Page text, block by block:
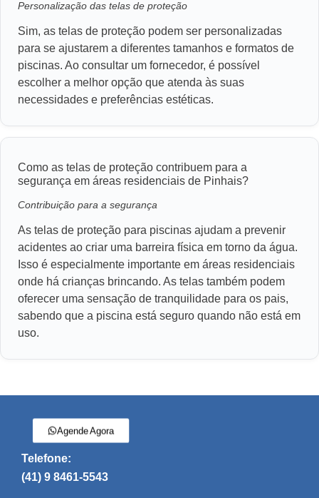
Personalização das telas de proteção
Sim, as telas de proteção podem ser personalizadas
para se ajustarem a diferentes tamanhos e formatos de
piscinas. Ao consultar um fornecedor, é possível
escolher a melhor opção que atenda às suas
necessidades e preferências estéticas.
Como as telas de proteção contribuem para a
segurança em áreas residenciais de Pinhais?
Contribuição para a segurança
As telas de proteção para piscinas ajudam a prevenir
acidentes ao criar uma barreira física em torno da água.
Isso é especialmente importante em áreas residenciais
onde há crianças brincando. As telas também podem
oferecer uma sensação de tranquilidade para os pais,
sabendo que a piscina está seguro quando não está em
uso.
Agende Agora
Telefone:
(41) 9 8461-5543